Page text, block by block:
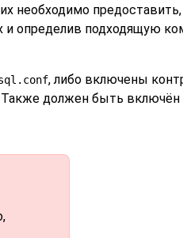
необходимо
и определив подходящую
, либо включены
должен быть